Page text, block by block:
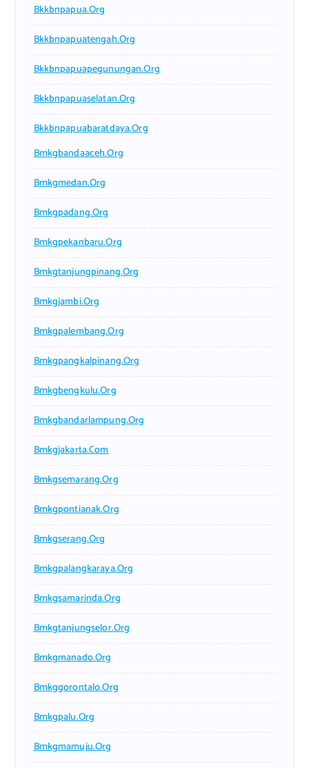
Bkkbnpapua.org
Bkkbnpapuatengah.org
Bkkbnpapuapegunungan.org
Bkkbnpapuaselatan.org
Bkkbnpapuabaratdaya.org
Bmkgbandaaceh.org
Bmkgmedan.org
Bmkgpadang.org
Bmkgpekanbaru.org
Bmkgtanjungpinang.org
Bmkgjambi.org
Bmkgpalembang.org
Bmkgpangkalpinang.org
Bmkgbengkulu.org
Bmkgbandarlampung.org
Bmkgjakarta.com
Bmkgsemarang.org
Bmkgpontianak.org
Bmkgserang.org
Bmkgpalangkaraya.org
Bmkgsamarinda.org
Bmkgtanjungselor.org
Bmkgmanado.org
Bmkggorontalo.org
Bmkgpalu.org
Bmkgmamuju.org